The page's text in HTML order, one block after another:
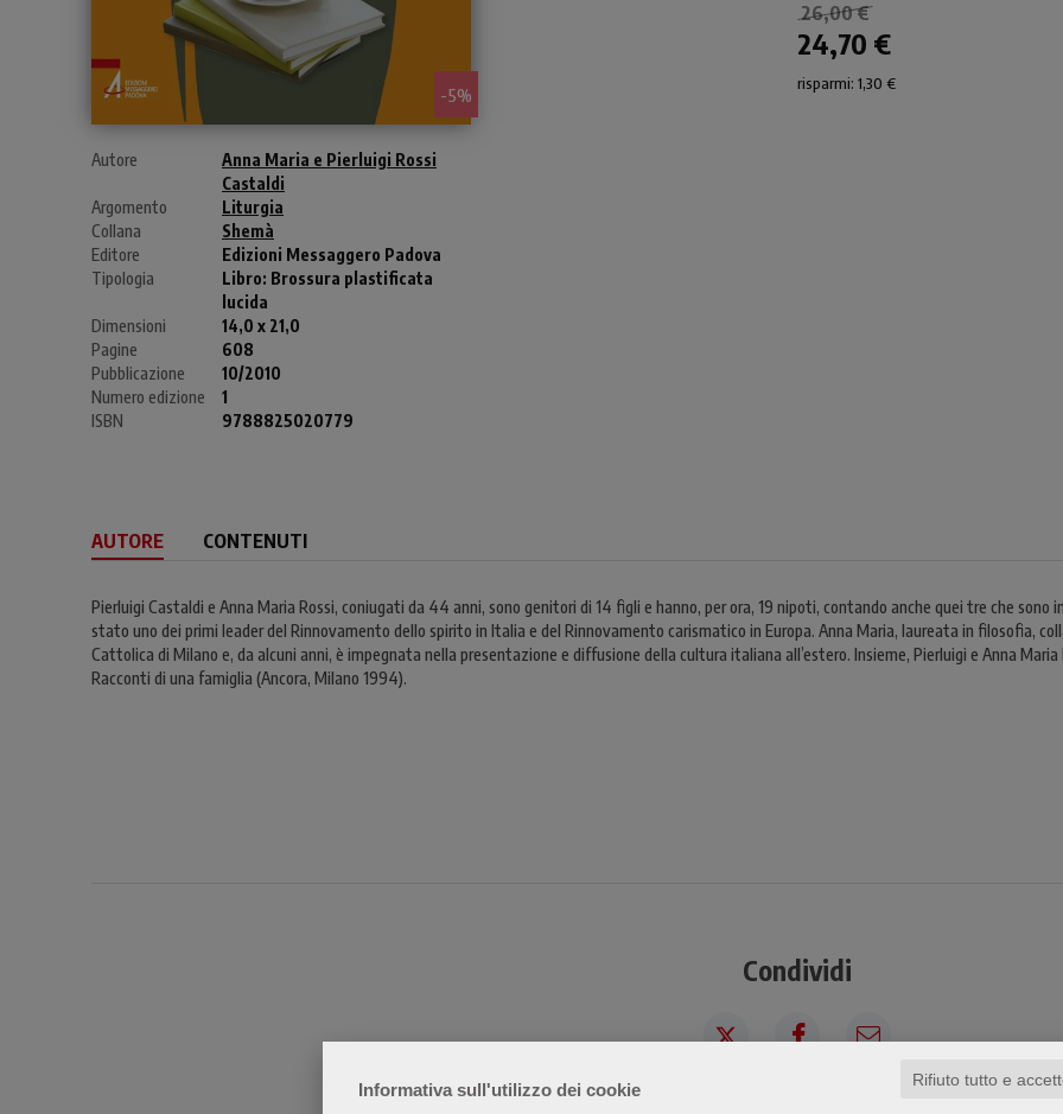
Informativa sull'utilizzo dei cookie
Rifiuto tutto e
- 5%
Autore
Anna Maria e Pierluigi Rossi
Castaldi
Argomento
Liturgia
Collana
Shemà
Editore
Edizioni Messaggero Padova
Tipologia
Libro: Brossura plastificata
lucida
Dimensioni
14,0 x 21,0
Pagine
608
Pubblicazione
10/2010
Numero edizione
1
ISBN
9788825020779
26,00 €
24,70 €
risparmi: 1,30 €
AUTORE CONTENUTI
Pierluigi Castaldi e Anna Maria Rossi, coniugati da 44 anni, sono genitori di 14 figli e hanno, per ora, 19 nipoti, contando anche quei tre che sono
stato uno dei primi leader del Rinnovamento dello spirito in Italia e del Rinnovamento carismatico in Europa. Anna Maria, laureata in filosofia,
Cattolica di Milano e, da alcuni anni, è impegnata nella presentazione e diffusione della cultura italiana all’estero. Insieme, Pierluigi e Anna
Racconti di una famiglia (Ancora, Milano 1994).
Condividi